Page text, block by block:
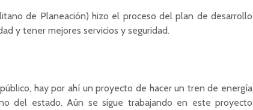
de Planeación) hizo el proceso del plan de desarrollo
y tener mejores servicios y seguridad.
hay por ahí un proyecto de hacer un tren de energía
del estado. Aún se sigue trabajando en este proyecto